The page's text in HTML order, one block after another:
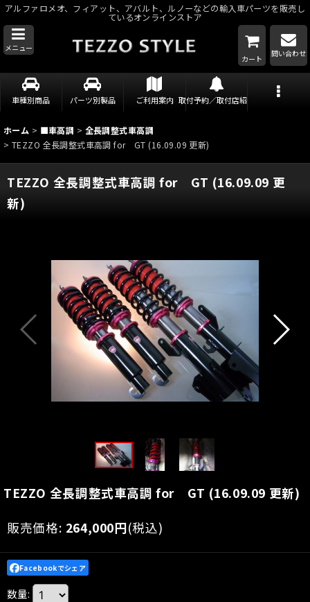
アルファロメオ、フィアット、アバルト、ルノーなどの輸入車パーツを販売し
ているオンラインストア
メニュー
カート
問い合わせ
車種別商品 パーツ別製品 ご利用案内 取付予約／取付店紹介
ホーム > ■車高調 > 全長調整式車高調
> TEZZO 全長調整式車高調 for GT (16.09.09 更新)
TEZZO 全長調整式車高調 for GT (16.09.09 更
新)
TEZZO 全長調整式車高調 for GT (16.09.09 更新)
販売価格: 264,000円(税込)
Facebookでシェア
数量: